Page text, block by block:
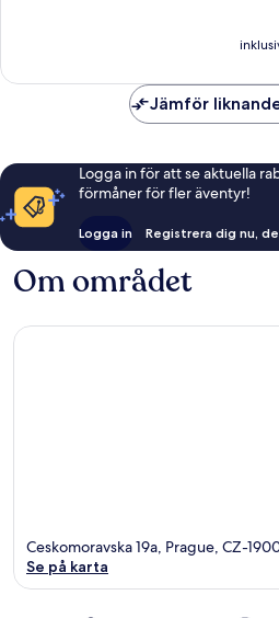
Jämför
Logga in för att se aktuella
förmåner för fler äventyr!
Logga in Registrera dig nu,
Om området
Ceskomoravska 19a, Prague, CZ-
Se på karta